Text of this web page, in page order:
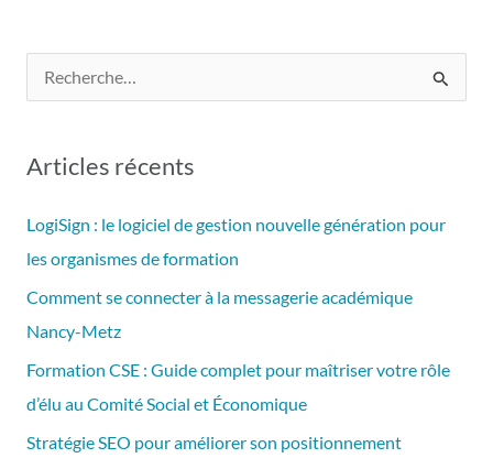
e
r
c
h
Articles récents
LogiSign : le logiciel de gestion nouvelle génération pour
les organismes de formation
Comment se connecter à la messagerie académique
Nancy-Metz
Formation CSE : Guide complet pour maîtriser votre rôle
d’élu au Comité Social et Économique
Stratégie SEO pour améliorer son positionnement